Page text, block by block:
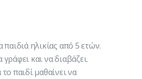
ηλικίας από 5 ετών.
και να διαβάζει.
παιδί μαθαίνει να